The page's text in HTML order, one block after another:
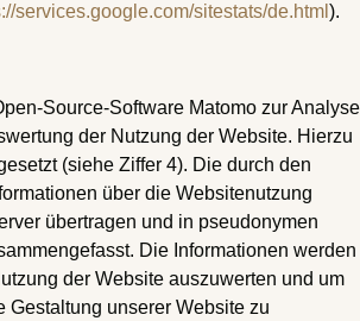
services.google.com/sitestats/de.html ).
Source-Software Matomo zur Analyse
der Nutzung der Website. Hierzu
(siehe Ziffer 4). Die durch den
über die Websitenutzung
übertragen und in pseudonymen
Die Informationen werden
der Website auszuwerten und um
Gestaltung unserer Website zu